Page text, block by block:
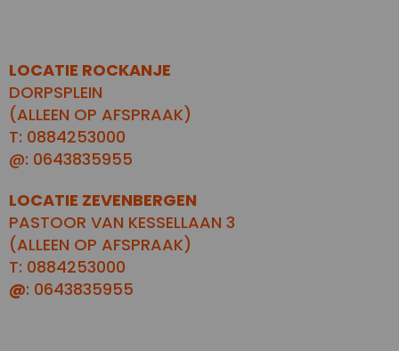
LOCATIE ROCKANJE
DORPSPLEIN
(ALLEEN OP AFSPRAAK)
T: 0884253000
@: 0643835955
LOCATIE ZEVENBERGEN
PASTOOR VAN KESSELLAAN 3
(ALLEEN OP AFSPRAAK)
T: 0884253000
@: 0643835955